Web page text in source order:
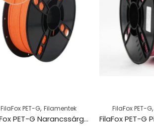
FilaFox PET-G, Filamentek
FilaFox PET-G Narancssárga (1000g / 1,75mm)
FilaFox PET-G,